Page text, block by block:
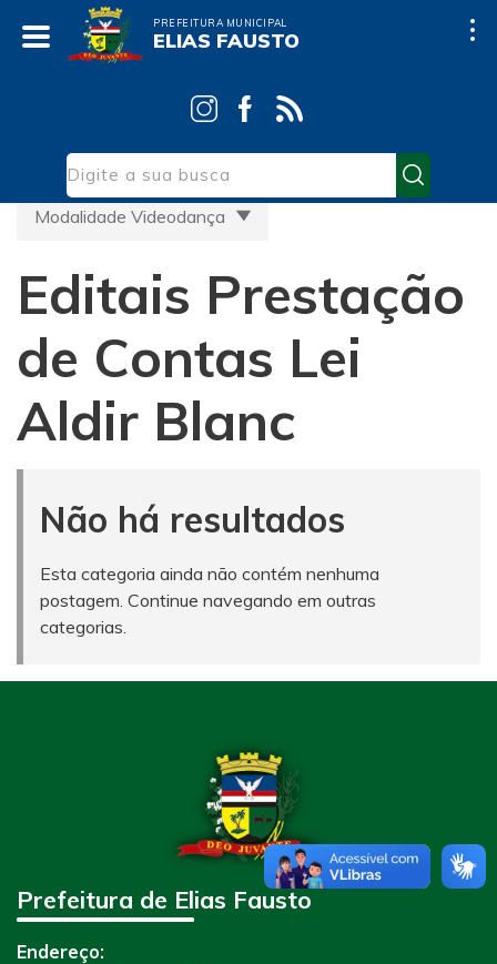
PREFEITURA MUNICIPAL
ELIAS FAUSTO
Editais Prestação de Contas Lei Aldir Blanc
Modalidade Videodança
Editais Prestação
de Contas Lei
Aldir Blanc
Não há resultados
Esta categoria ainda não contém nenhuma
postagem. Continue navegando em outras
categorias.
Prefeitura de Elias Fausto
Endereço: